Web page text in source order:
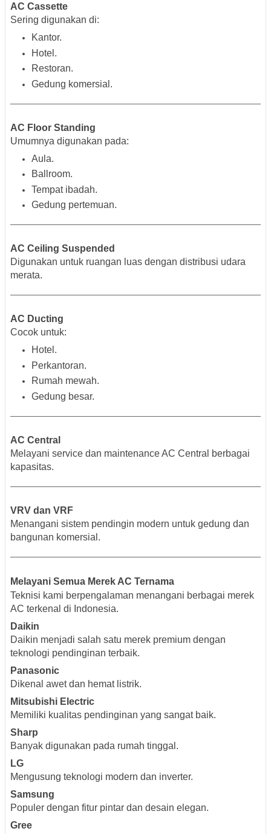
AC Cassette
Sering digunakan di:
Kantor.
Hotel.
Restoran.
Gedung komersial.
AC Floor Standing
Umumnya digunakan pada:
Aula.
Ballroom.
Tempat ibadah.
Gedung pertemuan.
AC Ceiling Suspended
Digunakan untuk ruangan luas dengan distribusi udara
merata.
AC Ducting
Cocok untuk:
Hotel.
Perkantoran.
Rumah mewah.
Gedung besar.
AC Central
Melayani service dan maintenance AC Central berbagai
kapasitas.
VRV dan VRF
Menangani sistem pendingin modern untuk gedung dan
bangunan komersial.
Melayani Semua Merek AC Ternama
Teknisi kami berpengalaman menangani berbagai merek
AC terkenal di Indonesia.
Daikin
Daikin menjadi salah satu merek premium dengan
teknologi pendinginan terbaik.
Panasonic
Dikenal awet dan hemat listrik.
Mitsubishi Electric
Memiliki kualitas pendinginan yang sangat baik.
Sharp
Banyak digunakan pada rumah tinggal.
LG
Mengusung teknologi modern dan inverter.
Samsung
Populer dengan fitur pintar dan desain elegan.
Gree